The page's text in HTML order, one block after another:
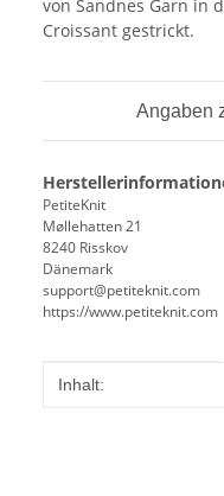
von Sandnes Garn in
Croissant gestrickt.
Angaben
PetiteKnit
Møllehatten 21
8240 Risskov
Dänemark
support@petiteknit.com
https://www.petiteknit.com
Produkteigenschaft
Wert
Inhalt: